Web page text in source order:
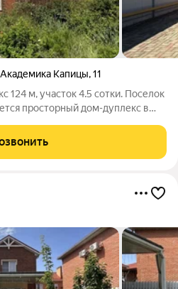
Капицы,11
124 м, участок 4.5 сотки. Поселок
просторный дом-дуплекс в
или для сдачи в аренду.